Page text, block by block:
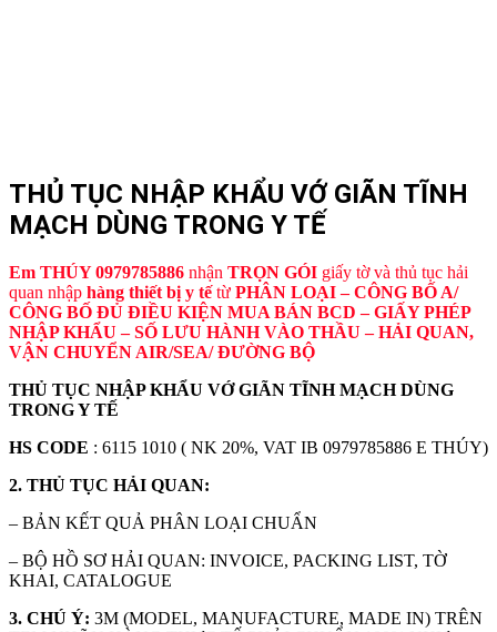
THỦ TỤC NHẬP KHẨU VỚ GIÃN TĨNH
MẠCH DÙNG TRONG Y TẾ
Em THÚY 0979785886 nhận TRỌN GÓI giấy tờ và thủ tục hải
quan nhập hàng thiết bị y tếtừ PHÂN LOẠI – CÔNG BỐ A/
CÔNG BỐ ĐỦ ĐIỀU KIỆN MUA BÁN BCD – GIẤY PHÉP
NHẬP KHẨU – SỐ LƯU HÀNH VÀO THẦU – HẢI QUAN,
VẬN CHUYỂN AIR/SEA/ ĐƯỜNG BỘ
THỦ TỤC NHẬP KHẨU VỚ GIÃN TĨNH MẠCH DÙNG
TRONG Y TẾ
HS CODE : 6115 1010 ( NK 20%, VAT IB 0979785886 E THÚY)
2. THỦ TỤC HẢI QUAN:
– BẢN KẾT QUẢ PHÂN LOẠI CHUẨN
– BỘ HỒ SƠ HẢI QUAN: INVOICE, PACKING LIST, TỜ
KHAI, CATALOGUE
3. CHÚ Ý: 3M (MODEL, MANUFACTURE, MADE IN) TRÊN